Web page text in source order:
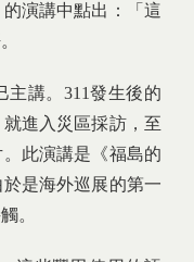
演講中點出：「這
主講。311發生後的
進入災區採訪，至
此演講是《福島的
是海外巡展的第一
。